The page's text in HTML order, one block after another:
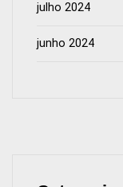
julho 2024
junho 2024